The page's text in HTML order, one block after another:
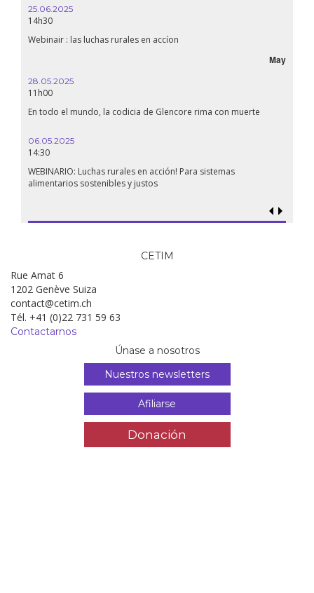
25.06.2025
14h30
Webinair : las luchas rurales en accíon
May
28.05.2025
11h00
En todo el mundo, la codicia de Glencore rima con muerte
06.05.2025
14:30
WEBINARIO: Luchas rurales en acción! Para sistemas
alimentarios sostenibles y justos
CETIM
Rue Amat 6
1202 Genève Suiza
contact@cetim.ch
Tél. +41 (0)22 731 59 63
Contactarnos
Únase a nosotros
Nuestros newsletters
Afiliarse
Donación